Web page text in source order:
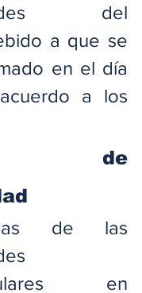
del
a que se
en el día
a los
de
de las
en